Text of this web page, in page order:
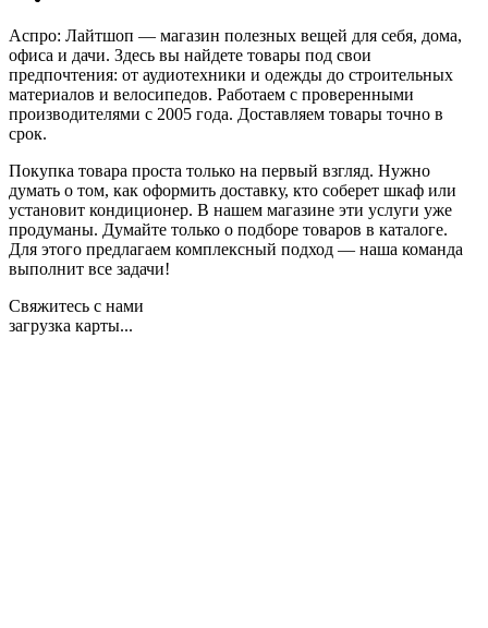
Аспро: Лайтшоп — магазин полезных вещей для себя, дома,
офиса и дачи. Здесь вы найдете товары под свои
предпочтения: от аудиотехники и одежды до строительных
материалов и велосипедов. Работаем с проверенными
производителями с 2005 года. Доставляем товары точно в
срок.
Покупка товара проста только на первый взгляд. Нужно
думать о том, как оформить доставку, кто соберет шкаф или
установит кондиционер. В нашем магазине эти услуги уже
продуманы. Думайте только о подборе товаров в каталоге.
Для этого предлагаем комплексный подход — наша команда
выполнит все задачи!
Свяжитесь с нами
загрузка карты...